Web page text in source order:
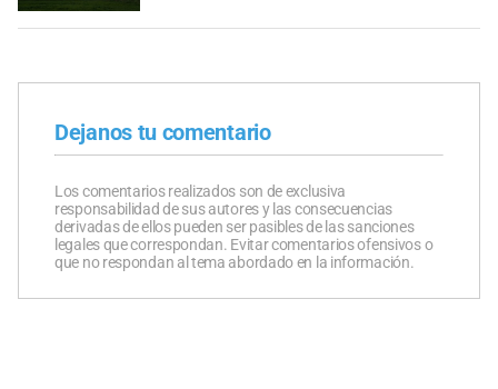
Dejanos tu comentario
Los comentarios realizados son de exclusiva
responsabilidad de sus autores y las consecuencias
derivadas de ellos pueden ser pasibles de las sanciones
legales que correspondan. Evitar comentarios ofensivos o
que no respondan al tema abordado en la información.